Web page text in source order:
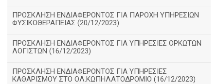
ΠΡΟΣΚΛΗΣΗ ΕΝΔΙΑΦΕΡΟΝΤΟΣ ΓΙΑ ΠΑΡΟΧΗ ΥΠΗΡΕΣΙΩΝ
ΦΥΣΙΚΟΘΕΡΑΠΕΙΑΣ (20/12/2023)
ΠΡΟΣΚΛΗΣΗ ΕΝΔΙΑΦΕΡΟΝΤΟΣ ΓΙΑ ΥΠΗΡΕΣΙΕΣ ΟΡΚΩΤΩΝ
ΛΟΓΙΣΤΩΝ (16/12/2023)
ΠΡΟΣΚΛΗΣΗ ΕΝΔΙΑΦΕΡΟΝΤΟΣ ΓΙΑ ΥΠΗΡΕΣΙΕΣ
ΚΑΘΑΡΙΣΜΟΥ ΣΤΟ ΟΛ.ΚΩΠΗΛΑΤΟΔΡΟΜΙΟ (16/12/2023)